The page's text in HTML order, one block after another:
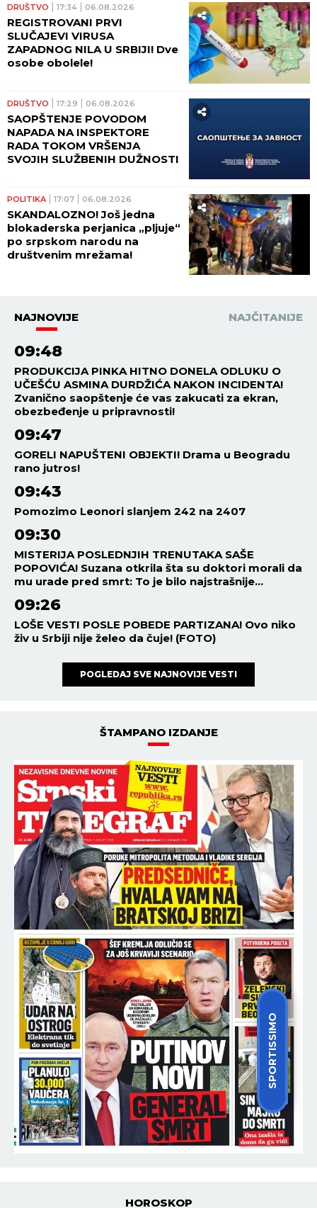
SPORTISSIMO
putu preobraćenja
DRUŠTVO 17:34 06.08.2026
REGISTROVANI PRVI
SLUČAJEVI VIRUSA
ZAPADNOG NILA U SRBIJI! Dve
osobe obolele!
DRUŠTVO 17:29 06.08.2026
SAOPŠTENJE POVODOM
NAPADA NA INSPEKTORE
RADA TOKOM VRŠENJA
SVOJIH SLUŽBENIH DUŽNOSTI
POLITIKA 17:07 06.08.2026
SKANDALOZNO! Još jedna
blokaderska perjanica „pljuje“
po srpskom narodu na
društvenim mrežama!
NAJNOVIJE NAJČITANIJE
09:48
PRODUKCIJA PINKA HITNO DONELA ODLUKU O
UČEŠĆU ASMINA DURDŽIĆA NAKON INCIDENTA!
Zvanično saopštenje će vas zakucati za ekran,
obezbeđenje u pripravnosti!
09:47
GORELI NAPUŠTENI OBJEKTI! Drama u Beogradu
rano jutros!
09:43
Pomozimo Leonori slanjem 242 na 2407
09:30
MISTERIJA POSLEDNJIH TRENUTAKA SAŠE
POPOVIĆA! Suzana otkrila šta su doktori morali da
mu urade pred smrt: To je bilo najstrašnije...
09:26
LOŠE VESTI POSLE POBEDE PARTIZANA! Ovo niko
živ u Srbiji nije želeo da čuje! (FOTO)
POGLEDAJ SVE NAJNOVIJE VESTI
ŠTAMPANO IZDANJE
HOROSKOP